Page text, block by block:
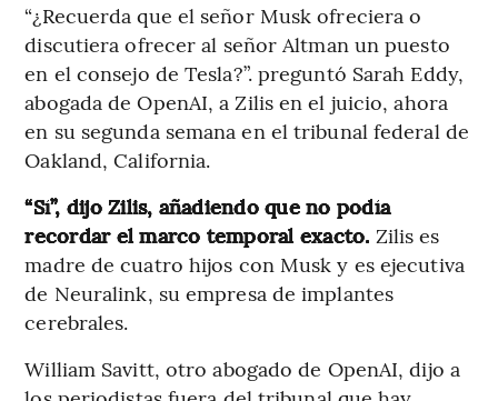
“¿Recuerda que el señor Musk ofreciera o
discutiera ofrecer al señor Altman un puesto
en el consejo de Tesla?”. preguntó Sarah Eddy,
abogada de OpenAI, a Zilis en el juicio, ahora
en su segunda semana en el tribunal federal de
Oakland, California.
“Sí”, dijo Zilis, añadiendo que no podía
recordar el marco temporal exacto. Zilis es
madre de cuatro hijos con Musk y es ejecutiva
de Neuralink, su empresa de implantes
cerebrales.
William Savitt, otro abogado de OpenAI, dijo a